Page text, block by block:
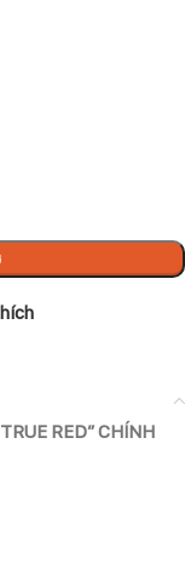
RED” CHÍNH